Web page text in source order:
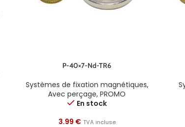
P-40×7-Nd-TR6
Systèmes de fixation magnétiques,
Avec perçage,PROMO
En stock
3.99 € TVA incluse